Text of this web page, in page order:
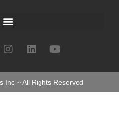
Inc ~ All Rights Reserved